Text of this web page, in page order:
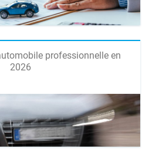
professionnelle en
2026